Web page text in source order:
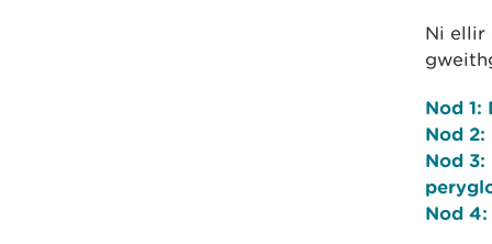
Ni ellir
Nod 1:
Nod 2:
Nod
Nod